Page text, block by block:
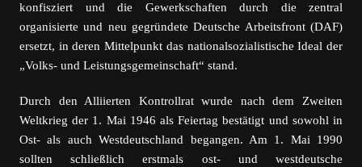
konfisziert und die Gewerkschaften durch die zentral
organisierte und neu gegründete Deutsche Arbeitsfront (DAF)
ersetzt, in deren Mittelpunkt das nationalsozialistische Ideal der
„Volks- und Leistungsgemeinschaft“ stand.
Durch den Alliierten Kontrollrat wurde nach dem Zweiten
Weltkrieg der 1. Mai 1946 als Feiertag bestätigt und sowohl in
Ost- als auch Westdeutschland begangen. Am 1. Mai 1990
sollten schließlich erstmals ost- und westdeutsche